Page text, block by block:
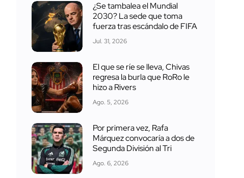
¿Se tambalea el Mundial
2030? La sede que toma
fuerza tras escándalo de FIFA
Jul. 31, 2026
El que se ríe se lleva, Chivas
regresa la burla que RoRo le
hizo a Rivers
Ago. 5, 2026
Por primera vez, Rafa
Márquez convocaría a dos de
Segunda División al Tri
Ago. 6, 2026